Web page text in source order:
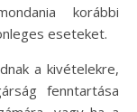
korábbi
eseteket.
a kivételekre,
fenntartása